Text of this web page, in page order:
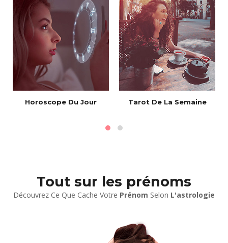
Horoscope Du Jour Tarot De La Semaine
Tout sur les prénoms
Découvrez Ce Que Cache Votre Prénom Selon L'astrologie